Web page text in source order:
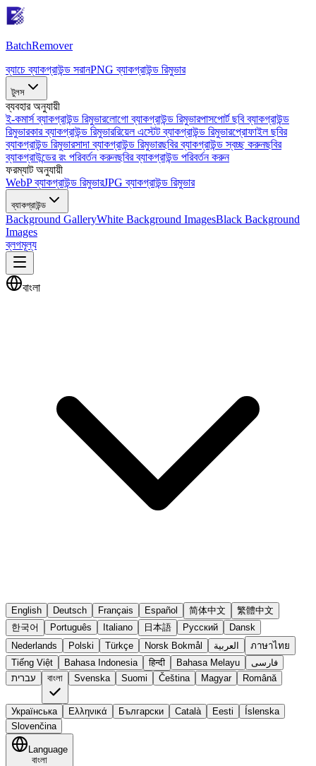
BatchRemover
ব্যাচে ব্যাকগ্রাউন্ড সরানPNG ব্যাকগ্রাউন্ড রিমুভার
টুলস
ব্যবহার অনুযায়ী
ই-কমার্স ব্যাকগ্রাউন্ড রিমুভারলোগো ব্যাকগ্রাউন্ড রিমুভারপাসপোর্ট ছবি ব্যাকগ্রাউন্ড
রিমুভারকার ব্যাকগ্রাউন্ড রিমুভাররিয়েল এস্টেট ব্যাকগ্রাউন্ড রিমুভারপ্রোফাইল ছবির
ব্যাকগ্রাউন্ড রিমুভারসাদা ব্যাকগ্রাউন্ড রিমুভারছবির ব্যাকগ্রাউন্ড স্বচ্ছ করুনছবির
ব্যাকগ্রাউন্ডের রং পরিবর্তন করুনছবির ব্যাকগ্রাউন্ড পরিবর্তন করুন
ফরম্যাট অনুযায়ী
WebP ব্যাকগ্রাউন্ড রিমুভারJPG ব্যাকগ্রাউন্ড রিমুভার
ব্যাকগ্রাউন্ড
Background GalleryWhite Background ImagesBlack Background
Images
ব্লগমূল্য
বাংলা
English Deutsch Français Español 简体中文
繁體中文
한국어
Português Italiano 日本語 Русский
Dansk
Nederlands
Polski Türkçe Norsk Bokmål العربية
ภาษาไทย
Tiếng Việt
Bahasa Indonesia हिन्दी Bahasa Melayu
فارسی
עברית
বাংলা Svenska Suomi Čeština Magyar Română
Українська Ελληνικά Български Català Eesti
Íslenska
Slovenčina
Language
বাংলা